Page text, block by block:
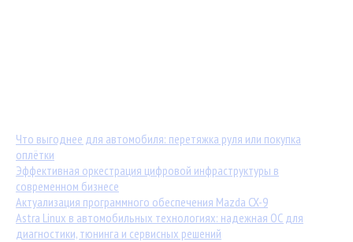
Что выгоднее для автомобиля: перетяжка руля или покупка
оплётки
Эффективная оркестрация цифровой инфраструктуры в
современном бизнесе
Актуализация программного обеспечения Mazda CX-9
Astra Linux в автомобильных технологиях: надежная ОС для
диагностики, тюнинга и сервисных решений